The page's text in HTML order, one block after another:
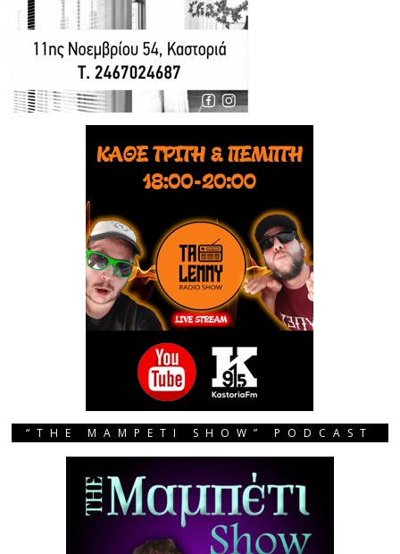
“THE MAMPETI SHOW” PODCAST